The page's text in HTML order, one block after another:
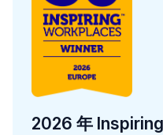
2026 年